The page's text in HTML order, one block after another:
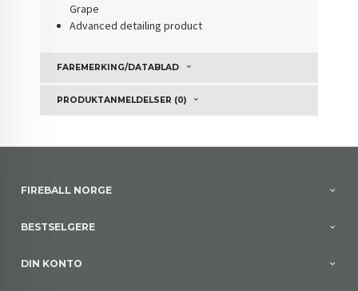
Grape
Advanced detailing product
FAREMERKING/DATABLAD
PRODUKTANMELDELSER (0)
FIREBALL NORGE
BESTSELGERE
DIN KONTO